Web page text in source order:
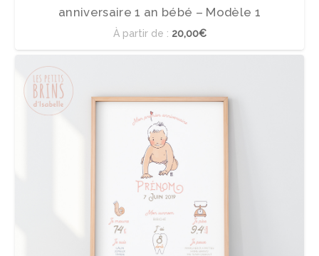
anniversaire 1 an bébé – Modèle 1
À partir de : 20,00€